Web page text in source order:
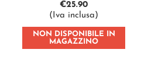
€25.90
(Iva inclusa)
NON DISPONIBILE IN
MAGAZZINO